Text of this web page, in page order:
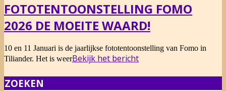
FOTOTENTOONSTELLING FOMO
2026 DE MOEITE WAARD!
2026-
01-
10 en 11 Januari is de jaarlijkse fototentoonstelling van Fomo in
Tiliander. Het is weerBekijk het bericht
ZOEKEN